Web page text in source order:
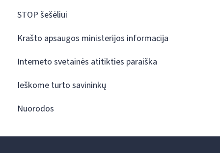
STOP šešėliui
Krašto apsaugos ministerijos informacija
Interneto svetainės atitikties paraiška
Ieškome turto savininkų
Nuorodos